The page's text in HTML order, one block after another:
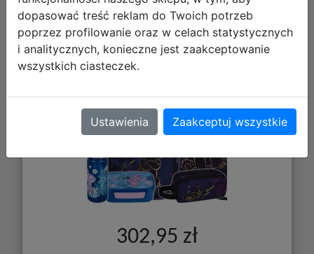
F054948 + Piórnik F060948 +
STLO9864
302,95 zł
dopasować treść reklam do Twoich potrzeb
poprzez profilowanie oraz w celach statystycznych
i analitycznych, konieczne jest zaakceptowanie
wszystkich ciasteczek.
Ustawienia Zaakceptuj wszystkie